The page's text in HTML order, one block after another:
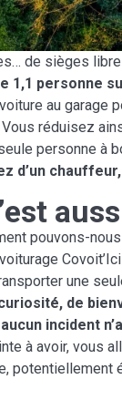
de sièges
1,1 personne
au garage
réduisez
personne à
d’un
pouvons-
une
de
aucun incident
à avoir, vous